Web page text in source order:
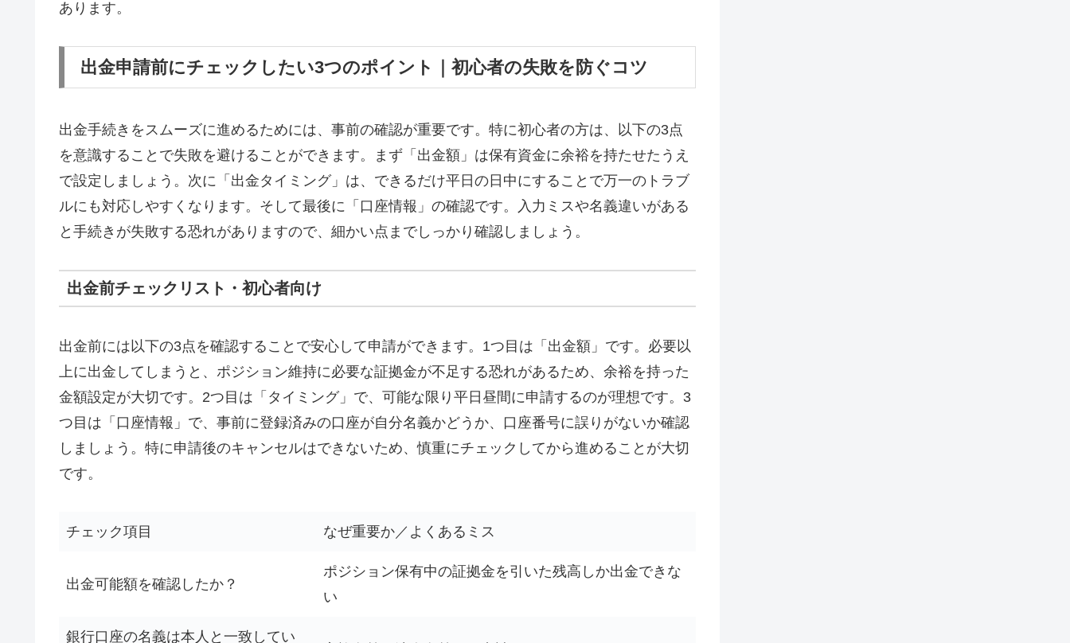
あります。
出金申請前にチェックしたい3つのポイント｜初心者の失敗を防ぐコツ
出金手続きをスムーズに進めるためには、事前の確認が重要です。特に初心者の方は、以下の3点
を意識することで失敗を避けることができます。まず「出金額」は保有資金に余裕を持たせたうえ
で設定しましょう。次に「出金タイミング」は、できるだけ平日の日中にすることで万一のトラブ
ルにも対応しやすくなります。そして最後に「口座情報」の確認です。入力ミスや名義違いがある
と手続きが失敗する恐れがありますので、細かい点までしっかり確認しましょう。
出金前チェックリスト・初心者向け
出金前には以下の3点を確認することで安心して申請ができます。1つ目は「出金額」です。必要以
上に出金してしまうと、ポジション維持に必要な証拠金が不足する恐れがあるため、余裕を持った
金額設定が大切です。2つ目は「タイミング」で、可能な限り平日昼間に申請するのが理想です。3
つ目は「口座情報」で、事前に登録済みの口座が自分名義かどうか、口座番号に誤りがないか確認
しましょう。特に申請後のキャンセルはできないため、慎重にチェックしてから進めることが大切
です。
チェック項目 なぜ重要か／よくあるミス
出金可能額を確認したか？
ポジション保有中の証拠金を引いた残高しか出金できな
い
銀行口座の名義は本人と一致してい